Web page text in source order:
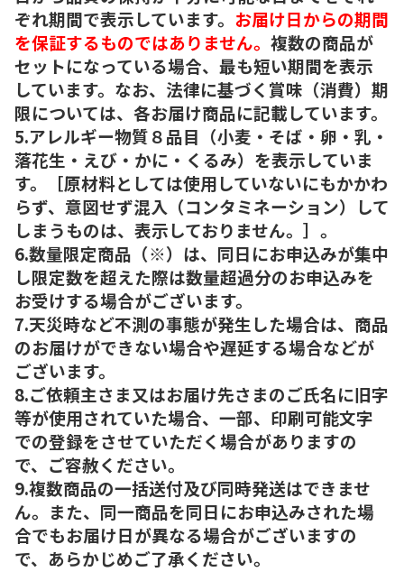
ぞれ期間で表示しています。 お届け日からの期間
を保証するものではありません。 複数の商品が
セットになっている場合、最も短い期間を表示
しています。なお、法律に基づく賞味（消費）期
限については、各お届け商品に記載しています。
5.アレルギー物質８品目（小麦・そば・卵・乳・
落花生・えび・かに・くるみ）を表示していま
す。［原材料としては使用していないにもかかわ
らず、意図せず混入（コンタミネーション）して
しまうものは、表示しておりません。］。
6.数量限定商品（※）は、同日にお申込みが集中
し限定数を超えた際は数量超過分のお申込みを
お受けする場合がございます。
7.天災時など不測の事態が発生した場合は、商品
のお届けができない場合や遅延する場合などが
ございます。
8.ご依頼主さま又はお届け先さまのご氏名に旧字
等が使用されていた場合、一部、印刷可能文字
での登録をさせていただく場合がありますの
で、ご容赦ください。
9.複数商品の一括送付及び同時発送はできませ
ん。また、同一商品を同日にお申込みされた場
合でもお届け日が異なる場合がございますの
で、あらかじめご了承ください。